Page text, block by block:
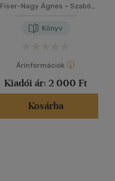
Fiser-Nagy Ágnes - Szabó
Könyv
Árinformációk
Kiadói ár: 2 000 Ft
Kosárba